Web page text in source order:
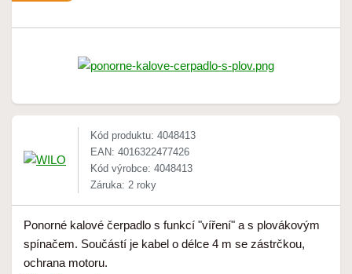
Kód produktu: 4048413
EAN: 4016322477426
Kód výrobce: 4048413
Záruka: 2 roky
Ponorné kalové čerpadlo s funkcí "víření" a s plovákovým
spínačem. Součástí je kabel o délce 4 m se zástrčkou,
ochrana motoru.